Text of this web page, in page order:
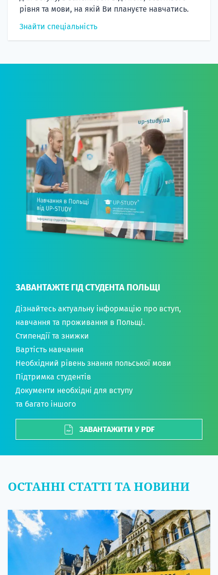
рівня та мови, на якій Ви плануєте навчатись.
Знайти спеціальність
ЗАВАНТАЖТЕ ГІД СТУДЕНТА ПОЛЬЩІ
Дізнайтесь актуальну інформацію про вступ,
навчання та проживання в Польщі.
Стипендії та знижки
Вартість навчання
Необхідний рівень знання польської мови
Підтримка студентів
Документи необхідні для вступу
та багато іншого
ЗАВАНТАЖИТИ У PDF
ОСТАННІ СТАТТІ ТА НОВИНИ